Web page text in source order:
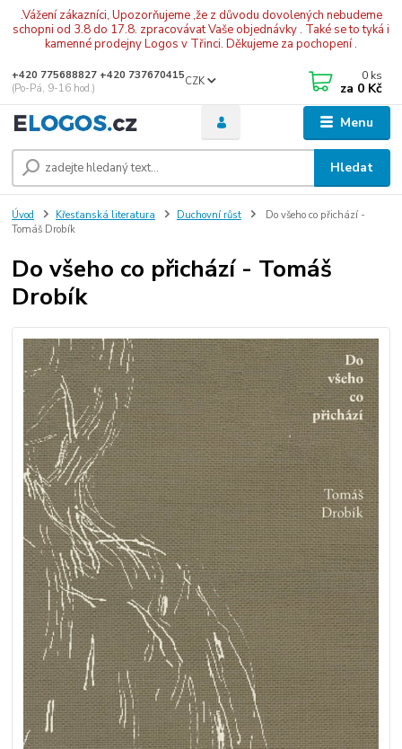
.Vážení zákazníci, Upozorňujeme ,že z důvodu dovolených nebudeme
schopni od 3.8 do 17.8. zpracovávat Vaše objednávky . Také se to tyká i
kamenné prodejny Logos v Třinci. Děkujeme za pochopení .
Menu
CZK
Hledat
+420 775688827 +420 737670415
(Po-Pá, 9-16 hod.)
0 ks
za 0 Kč
Úvod Křesťanská literatura Duchovní růst
Do všeho co přichází -
Tomáš Drobík
Do všeho co přichází - Tomáš
Drobík